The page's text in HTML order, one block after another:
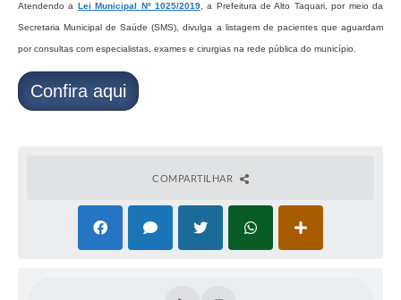
Atendendo a Lei Municipal Nº 1025/2019, a Prefeitura de Alto Taquari, por meio da
Secretaria Municipal de Saúde (SMS), divulga a listagem de pacientes que aguardam
por consultas com especialistas, exames e cirurgias na rede pública do município.
Confira aqui
COMPARTILHAR